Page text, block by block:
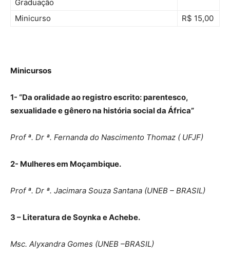
Graduação
Minicurso R$ 15,00
Minicursos
1- “Da oralidade ao registro escrito: parentesco,
sexualidade e gênero na história social da África”
Prof ª. Dr ª. Fernanda do Nascimento Thomaz ( UFJF)
2- Mulheres em Moçambique.
Prof ª. Dr ª. Jacimara Souza Santana (UNEB – BRASIL)
3 – Literatura de Soynka e Achebe.
Msc. Alyxandra Gomes (UNEB –BRASIL)